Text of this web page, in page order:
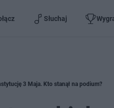
Słuchaj
3 Maja. Kto stanął na podium?